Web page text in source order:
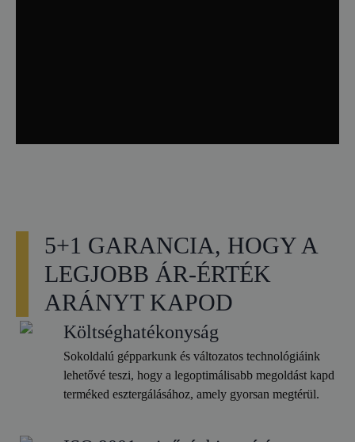
5+1 GARANCIA, HOGY A
LEGJOBB ÁR-ÉRTÉK
ARÁNYT KAPOD
Költséghatékonyság
Sokoldalú gépparkunk és változatos technológiáink
lehetővé teszi, hogy a legoptimálisabb megoldást kapd
terméked esztergálásához, amely gyorsan megtérül.